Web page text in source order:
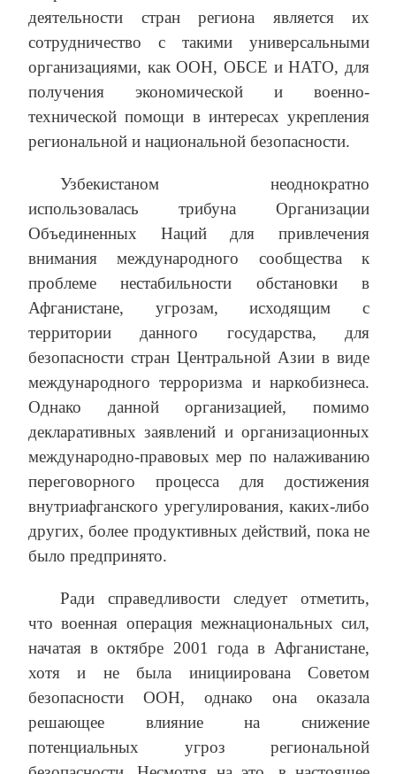
деятельности стран региона является их
сотрудничество с такими универсальными
организациями, как ООН, ОБСЕ и НАТО, для
получения экономической и военно-
технической помощи в интересах укрепления
региональной и национальной безопасности.
Узбекистаном неоднократно
использовалась трибуна Организации
Объединенных Наций для привлечения
внимания международного сообщества к
проблеме нестабильности обстановки в
Афганистане, угрозам, исходящим с
территории данного государства, для
безопасности стран Центральной Азии в виде
международного терроризма и наркобизнеса.
Однако данной организацией, помимо
декларативных заявлений и организационных
международно-правовых мер по налаживанию
переговорного процесса для достижения
внутриафганского урегулирования, каких-либо
других, более продуктивных действий, пока не
было предпринято.
Ради справедливости следует отметить,
что военная операция межнациональных сил,
начатая в октябре 2001 года в Афганистане,
хотя и не была инициирована Советом
безопасности ООН, однако она оказала
решающее влияние на снижение
потенциальных угроз региональной